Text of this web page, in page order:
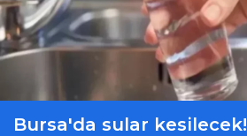
Bursa'da sular kesilecek!